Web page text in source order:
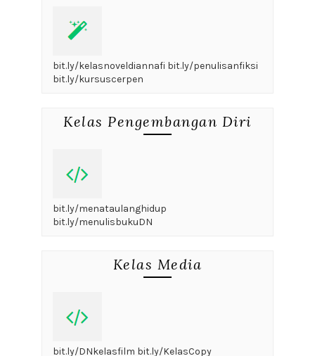
bit.ly/kelasnoveldiannafi bit.ly/penulisanfiksi
bit.ly/kursuscerpen
Kelas Pengembangan Diri
bit.ly/menataulanghidup
bit.ly/menulisbukuDN
Kelas Media
bit.ly/DNkelasfilm bit.ly/KelasCopy